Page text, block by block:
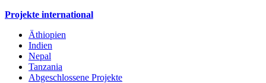
Projekte international
Äthiopien
Indien
Nepal
Tanzania
Abgeschlossene Projekte